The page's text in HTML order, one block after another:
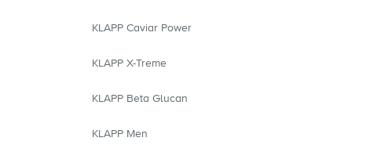
KLAPP Caviar Power
KLAPP X-Treme
KLAPP Beta Glucan
KLAPP Men